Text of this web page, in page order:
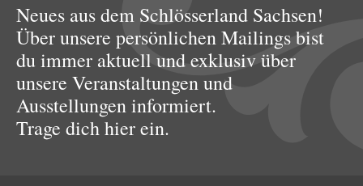
Neues aus dem Schlösserland Sachsen!
Über unsere persönlichen Mailings bist
du immer aktuell und exklusiv über
unsere Veranstaltungen und
Ausstellungen informiert.
Trage dich hier ein.